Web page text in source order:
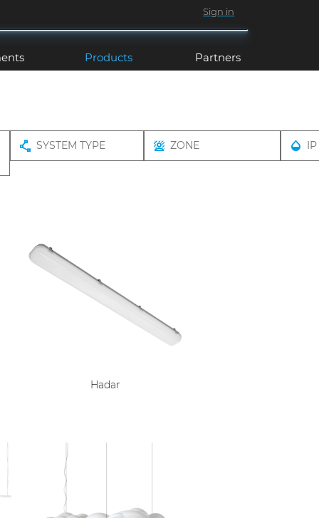
Sign in
Products Partners
SYSTEM TYPE ZONE IP
Hadar